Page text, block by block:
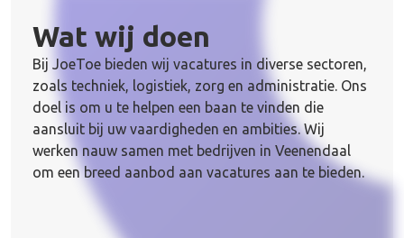
Wat wij doen
Bij JoeToe bieden wij vacatures in diverse sectoren,
zoals techniek, logistiek, zorg en administratie. Ons
doel is om u te helpen een baan te vinden die
aansluit bij uw vaardigheden en ambities. Wij
werken nauw samen met bedrijven in Veenendaal
om een breed aanbod aan vacatures aan te bieden.